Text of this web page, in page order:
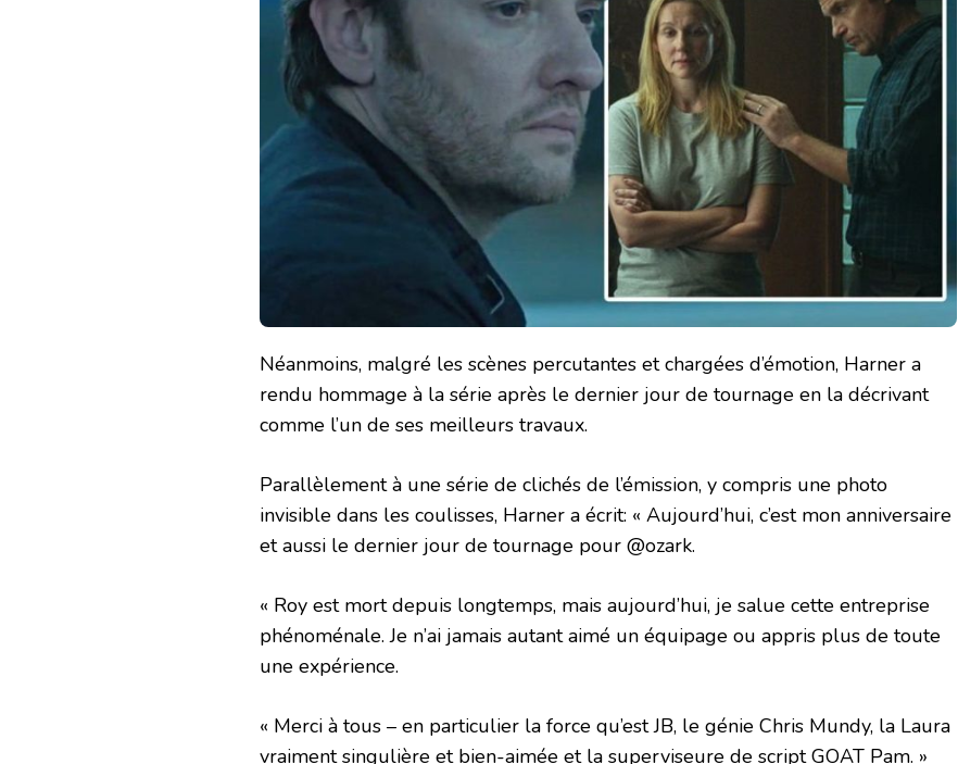
Néanmoins, malgré les scènes percutantes et chargées d’émotion, Harner a
rendu hommage à la série après le dernier jour de tournage en la décrivant
comme l’un de ses meilleurs travaux.
Parallèlement à une série de clichés de l’émission, y compris une photo
invisible dans les coulisses, Harner a écrit: « Aujourd’hui, c’est mon anniversaire
et aussi le dernier jour de tournage pour @ozark.
« Roy est mort depuis longtemps, mais aujourd’hui, je salue cette entreprise
phénoménale. Je n’ai jamais autant aimé un équipage ou appris plus de toute
une expérience.
« Merci à tous – en particulier la force qu’est JB, le génie Chris Mundy, la Laura
vraiment singulière et bien-aimée et la superviseure de script GOAT Pam. »